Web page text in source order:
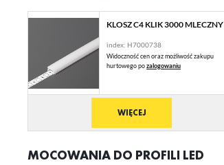
KLOSZ C4 KLIK 3000 MLECZNY
index: H7000738
Widoczność cen oraz możliwość zakupu
hurtowego pozalogowaniu
WIĘCEJ
MOCOWANIA DO PROFILI LED